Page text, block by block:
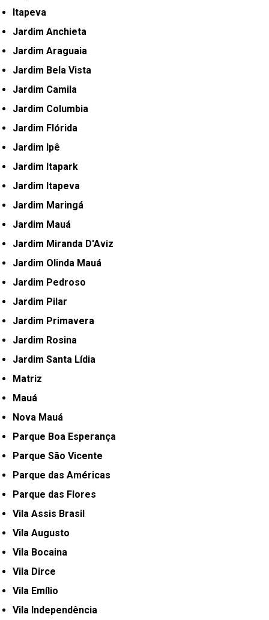
Itapeva
Jardim Anchieta
Jardim Araguaia
Jardim Bela Vista
Jardim Camila
Jardim Columbia
Jardim Flórida
Jardim Ipê
Jardim Itapark
Jardim Itapeva
Jardim Maringá
Jardim Mauá
Jardim Miranda D'Aviz
Jardim Olinda Mauá
Jardim Pedroso
Jardim Pilar
Jardim Primavera
Jardim Rosina
Jardim Santa Lídia
Matriz
Mauá
Nova Mauá
Parque Boa Esperança
Parque São Vicente
Parque das Américas
Parque das Flores
Vila Assis Brasil
Vila Augusto
Vila Bocaina
Vila Dirce
Vila Emílio
Vila Independência